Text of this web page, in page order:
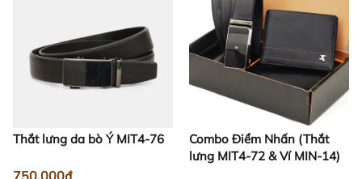
Thắt lưng da bò Ý MIT4-76
750.000₫
Combo Điểm Nhấn (Thắt
lưng MIT4-72 & Ví MIN-14)